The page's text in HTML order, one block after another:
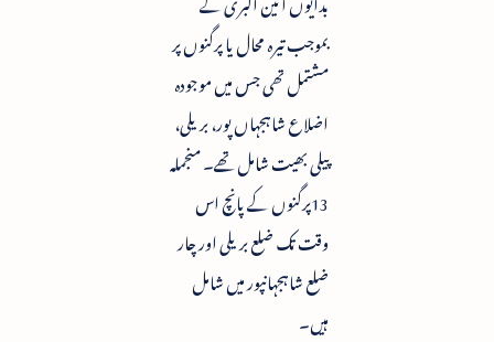
بموجب تیرہ محال یا پرگنوں پر
مشتمل تھی جس میں موجودہ
اضلاع شاہجہاں پور، بریلی،
پیلی بھیت شامل تھے۔ منجملہ
13پرگنوں کے پانچ اس
وقت تک ضلع بریلی اور چار
ضلع شاہجہانپور میں شامل
ہیں۔